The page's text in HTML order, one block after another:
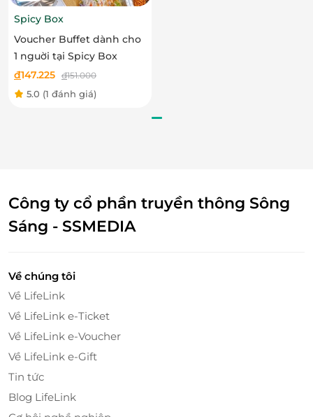
Spicy Box
Voucher Buffet dành cho
1 nguời tại Spicy Box
đ147.225 đ151.000
5.0 (1 đánh giá)
Công ty cổ phần truyền thông Sông
Sáng - SSMEDIA
Về chúng tôi
Về LifeLink
Về LifeLink e-Ticket
Về LifeLink e-Voucher
Về LifeLink e-Gift
Tin tức
Blog LifeLink